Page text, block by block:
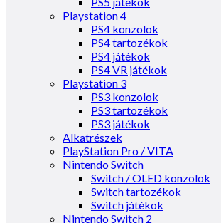
Playstation 4
PS4 konzolok
PS4 tartozékok
PS4 játékok
PS4 VR játékok
Playstation 3
PS3 konzolok
PS3 tartozékok
PS3 játékok
Alkatrészek
PlayStation Pro / VITA
Nintendo Switch
Switch / OLED konzolok
Switch tartozékok
Switch játékok
Nintendo Switch 2